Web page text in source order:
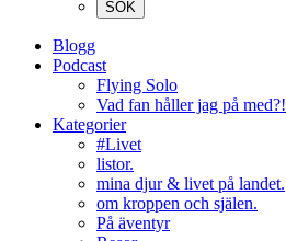
Blogg
Podcast
Flying Solo
Vad fan håller jag på med?!
Kategorier
#Livet
listor.
mina djur & livet på landet.
om kroppen och själen.
På äventyr